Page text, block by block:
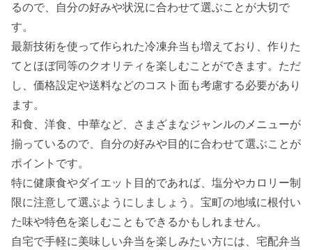
るので、自分の好みや状況に合わせて選ぶことが大切で
す。
最新技術を使って作られた冷凍弁当も増えており、作りた
てとほぼ同等のクオリティを楽しむことができます。ただ
し、価格設定や送料などのコスト面も考慮する必要があり
ます。
和食、洋食、中華など、さまざまなジャンルのメニューが
揃っているので、自分の好みや目的に合わせて選ぶことが
ポイントです。
特に健康食やダイエット目的であれば、塩分やカロリー制
限に注意して選ぶようにしましょう。宝町の地域に根付い
た味や特色を楽しむこともできるかもしれません。
自宅で手軽に美味しい弁当を楽しみたい方には、宅配弁当